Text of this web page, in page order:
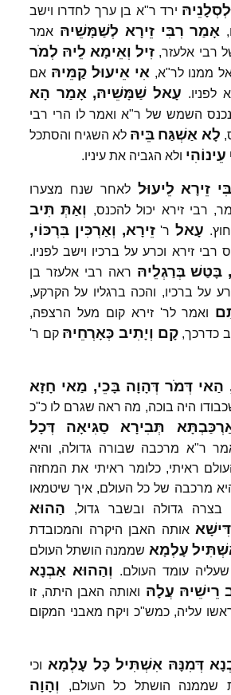
ירד ר"א בן ערך לחדרו וישב
אָמַר רִבִּי זֵירָא לְשַׁמָּשֵׁיהּ אמר
רבי אלעזר, זִיל וְאֵימָא לֵיהּ לְמֹר
ממנו לר"א, אִי אֵיעוּל קַמֵּיהּ אם
לפניו. עָאל שַׁמָּשֵׁיהּ, אָמַר הָא
נכנס השמש של ר"א ואמר לו הרי רבי
לָא אַשְׁגַּח בֵּיהּ לא השגיח והסתכל
עֵינוֹהִי ולא הגביה את עיניו.
זֵירָא לֵיעוּל לאחר שנח מצערו
רבי זירא יכול להכנס, וְאַתְּ תִּיב
עָאל ר'זֵירָא, וְאַרְכִּין בִּרְכּוֹי,
רבי זירא וכרע על ברכיו וישב לפניו.
בָּטַשׁ בְּרַגְלֵיהּ ראה רבי אלעזר בן
על ברכיו, והכה ברגליו על הקרקע,
ואמר לר' זירא קום מעל הרצפה,
כדרכך,קָם וְיָתִיב כְּאָרְחֵיהּ קם ר'
הַאי דְּמֹר דְּהָוָה בָּכֵי, מַאי חָזָא
היה בוכה, מה ראה שגרם לו כ"כ
תְּבִירָא סַגִּיאָה
דְּכָל
ר"א מרכבה שבורה גדולה, והיא
ראיתי, כלומר ראיתי את המחזה
מרכבה של כל העולם, איך שיטמאו
בצרה גדולה ובשבר גדול, הַהוּא
אותה האבן היקרה והמכובדת
עָלְמָא שממנה הושתל העולם
עומד העולם. וְהַהוּא אַבְנָא
רֵישֵׁיהּ עֲלָהּ ואותה האבן היתה, זו
עליה, כמש"כ ויקח מאבני המקום
דְּמִנָּהּ אִשְׁתִּיל כָּל עָלְמָא וכי
שממנה הושתל כל העולם, וְהָוָה